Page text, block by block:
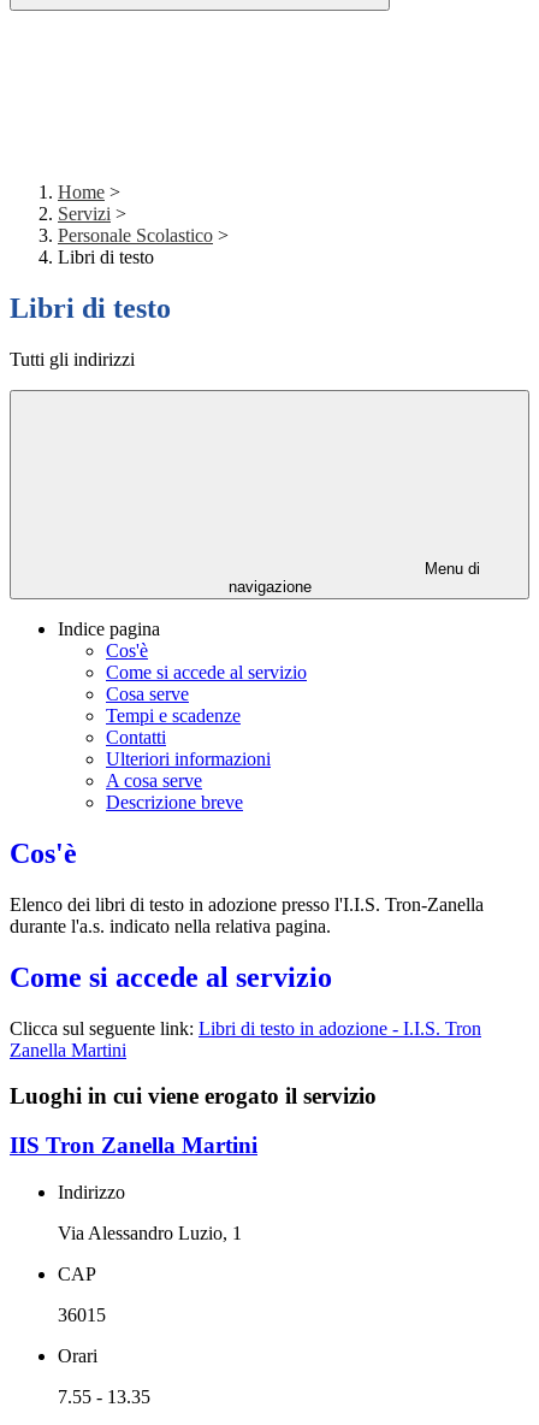
Home >
Servizi >
Personale Scolastico >
Libri di testo
Libri di testo
Tutti gli indirizzi
Menu di
navigazione
Indice pagina
Cos'è
Come si accede al servizio
Cosa serve
Tempi e scadenze
Contatti
Ulteriori informazioni
A cosa serve
Descrizione breve
Cos'è
Elenco dei libri di testo in adozione presso l'I.I.S. Tron-Zanella
durante l'a.s. indicato nella relativa pagina.
Come si accede al servizio
Clicca sul seguente link: Libri di testo in adozione - I.I.S. Tron
Zanella Martini
Luoghi in cui viene erogato il servizio
IIS Tron Zanella Martini
Indirizzo
Via Alessandro Luzio, 1
CAP
36015
Orari
7.55 - 13.35